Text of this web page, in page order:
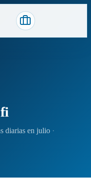
diarias en julio ·